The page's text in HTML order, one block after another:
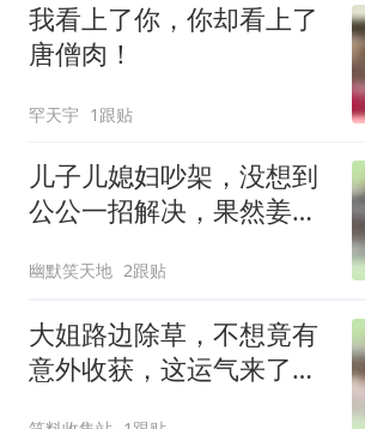
我看上了你，你却看上了
唐僧肉！
罕天宇 1跟贴
儿子儿媳妇吵架，没想到
公公一招解决，果然姜还
幽默笑天地 2跟贴
大姐路边除草，不想竟有
意外收获，这运气来了挡